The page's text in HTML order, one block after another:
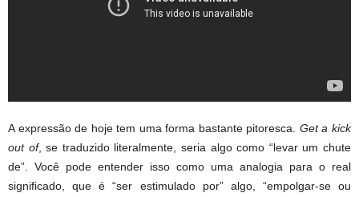
A expressão de hoje tem uma forma bastante pitoresca. Get a kick
out of, se traduzido literalmente, seria algo como “levar um chute
de”. Você pode entender isso como uma analogia para o real
significado, que é “ser estimulado por” algo, “empolgar-se ou